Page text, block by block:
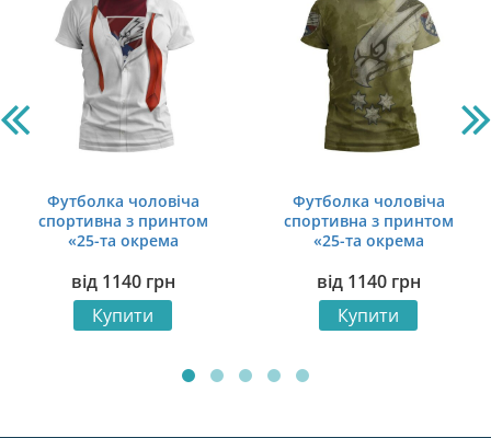
Футболка чоловіча
спортивна з принтом
«25-та окрема
бригада. Сила всередині.
Power inside»
від 1140 грн
Купити
Футболка чоловіча
спортивна з принтом
«25-та окрема
бригада. Небесний
вартовий. Sky Guardian»
від 1140 грн
Купити